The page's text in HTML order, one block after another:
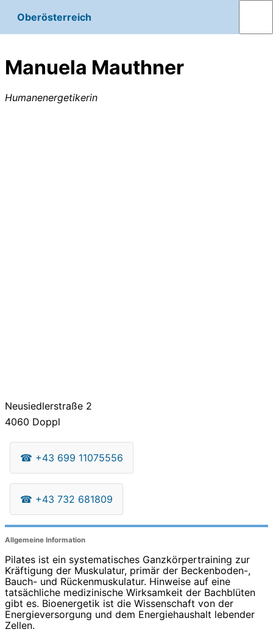
Oberösterreich
Manuela Mauthner
Humanenergetikerin
Neusiedlerstraße 2
4060 Doppl
☎ +43 699 11075556
☎ +43 732 681809
Allgemeine Information
Pilates ist ein systematisches Ganzkörpertraining zur
Kräftigung der Muskulatur, primär der Beckenboden-,
Bauch- und Rückenmuskulatur. Hinweise auf eine
tatsächliche medizinische Wirksamkeit der Bachblüten
gibt es. Bioenergetik ist die Wissenschaft von der
Energieversorgung und dem Energiehaushalt lebender
Zellen.